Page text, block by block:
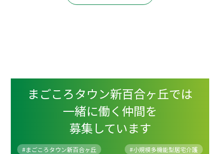
まごころタウン新百合ヶ丘では
一緒に働く仲間を
募集しています
#まごころタウン新百合ヶ丘 #小規模多機能型居宅介護